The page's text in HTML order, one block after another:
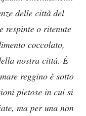
delle città del
respinte o ritenute
coccolato,
nostra città. È
reggino è sotto
pietose in cui si
ma per una non